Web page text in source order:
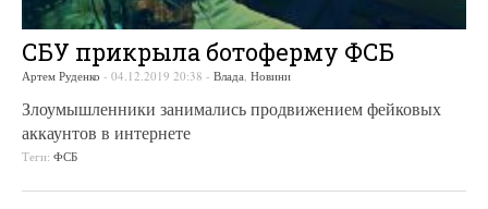
СБУ прикрыла ботоферму ФСБ
Артем Руденко - 04.12.2019 20:38 - Влада Новини
Злоумышленники занимались продвижением фейковых
аккаунтов в интернете
Теги: ФСБ